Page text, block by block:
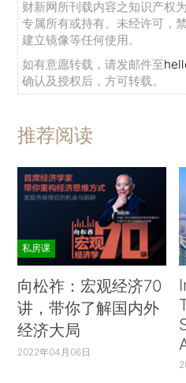
财新网所刊载内容之知识产权
专属所有或持有。未经许可，
建立镜像等任何使用。
如有意愿转载，请发邮件至
确认及授权后，方可转载。
推荐阅读
私房课
向松祚：宏观经济70
讲，带你了解国内外
经济大局
2022年04月06日